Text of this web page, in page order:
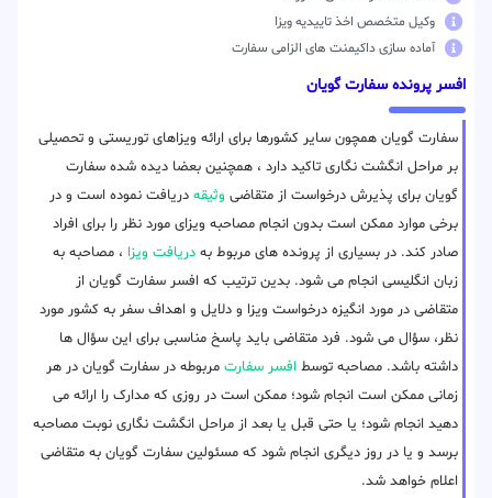
وکیل متخصص اخذ تاییدیه ویزا
آماده سازی داکیمنت های الزامی سفارت
افسر پرونده سفارت گویان
سفارت گویان همچون سایر کشورها برای ارائه ویزاهای توریستی و تحصیلی
بر مراحل انگشت نگاری تاکید دارد ، همچنین بعضا دیده شده سفارت
گویان برای پذیرش درخواست از متقاضی وثیقه دریافت نموده است و در
برخی موارد ممکن است بدون انجام مصاحبه ویزای مورد نظر را برای افراد
صادر کند. در بسیاری از پرونده های مربوط به دریافت ویزا ، مصاحبه به
زبان انگلیسی انجام می شود. بدین ترتیب که افسر سفارت گویان از
متقاضی در مورد انگیزه درخواست ویزا و دلایل و اهداف سفر به کشور مورد
نظر، سؤال می شود. فرد متقاضی باید پاسخ مناسبی برای این سؤال ها
داشته باشد. مصاحبه توسط افسر سفارت مربوطه در سفارت گویان در هر
زمانی ممکن است انجام شود؛ ممکن است در روزی که مدارک را ارائه می
دهید انجام شود؛ یا حتی قبل یا بعد از مراحل انگشت نگاری نوبت مصاحبه
برسد و یا در روز دیگری انجام شود که مسئولین سفارت گویان به متقاضی
اعلام خواهد شد.